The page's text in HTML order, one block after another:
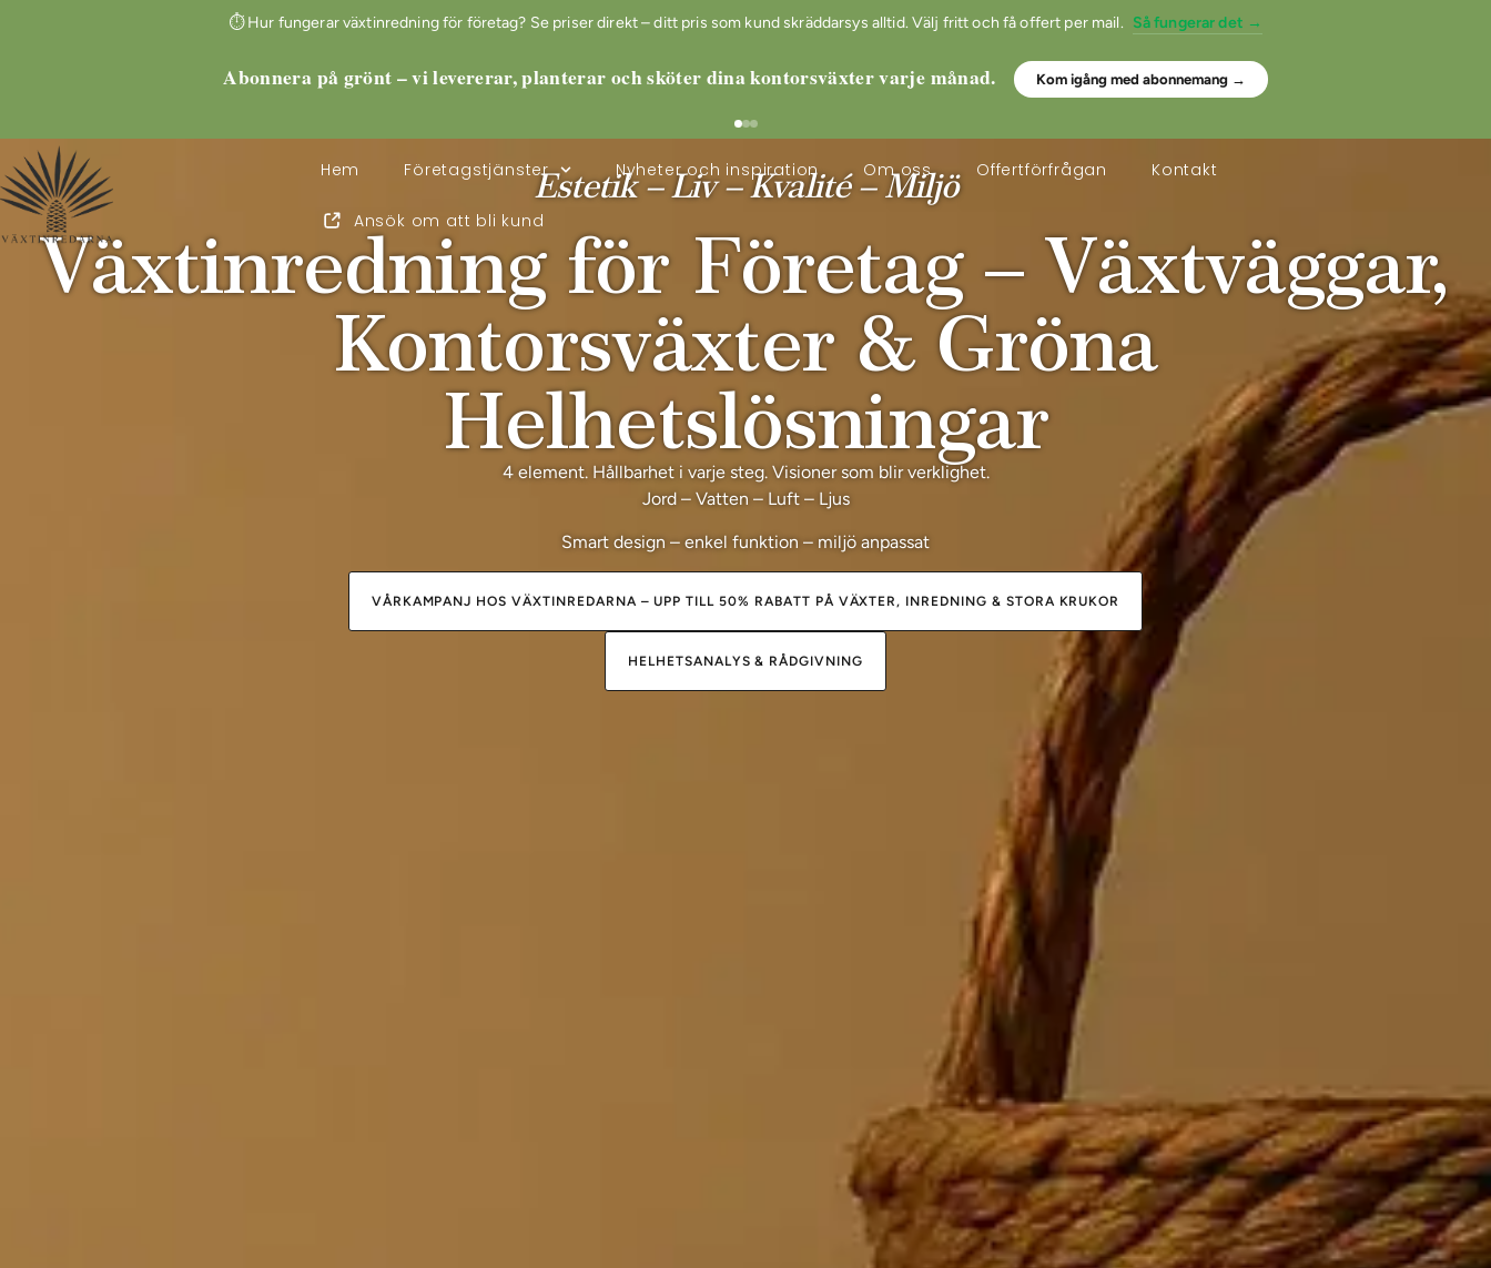
⏱ Hur fungerar växtinredning för företag? Se priser direkt – ditt pris som kund skräddarsys alltid. Välj fritt och få offert per mail. Så fungerar det →
Abonnera på grönt – vi levererar, planterar och sköter dina kontorsväxter varje månad. Kom igång med abonnemang →
Hem Företagstjänster Nyheter och inspiration Om oss Offertförfrågan Kontakt
Ansök om att bli kund
Estetik – Liv – Kvalité – Miljö
Växtinredning för Företag – Växtväggar,
Kontorsväxter & Gröna
Helhetslösningar
4 element. Hållbarhet i varje steg. Visioner som blir verklighet.
Jord – Vatten – Luft – Ljus
Smart design – enkel funktion – miljö anpassat
VÅRKAMPANJ HOS VÄXTINREDARNA – UPP TILL 50% RABATT PÅ VÄXTER, INREDNING & STORA KRUKOR
HELHETSANALYS & RÅDGIVNING